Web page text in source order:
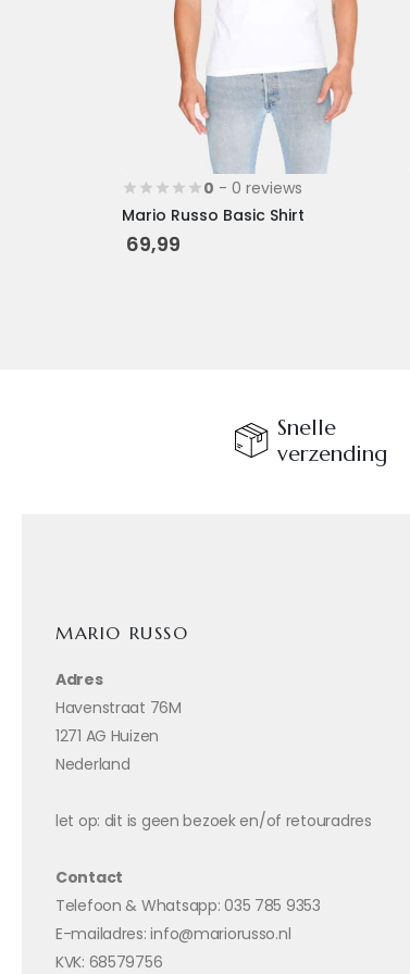
worden
productpagina
0 - 0 reviews
Mario Russo Basic Shirt
69,99
Snelle
verzending
MARIO RUSSO
Adres
Havenstraat 76M
1271 AG Huizen
Nederland
let op: dit is geen bezoek en/of retouradres
Contact
Telefoon & Whatsapp: 035 785 9353
E-mailadres: info@mariorusso.nl
KVK: 68579756